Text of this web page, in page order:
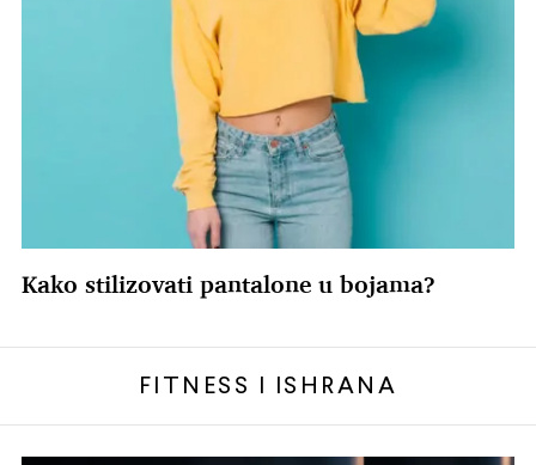
Kako stilizovati pantalone u bojama?
FITNESS I ISHRANA